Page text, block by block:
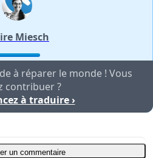
Miesch
à réparer le monde ! Vous
contribuer ?
à traduire ›
un commentaire